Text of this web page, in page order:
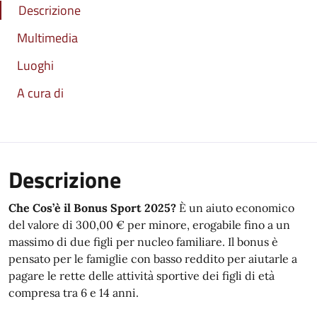
Descrizione
Multimedia
Luoghi
A cura di
Descrizione
Che Cos’è il Bonus Sport 2025? È un aiuto economico
del valore di 300,00 € per minore, erogabile fino a un
massimo di due figli per nucleo familiare. Il bonus è
pensato per le famiglie con basso reddito per aiutarle a
pagare le rette delle attività sportive dei figli di età
compresa tra 6 e 14 anni.